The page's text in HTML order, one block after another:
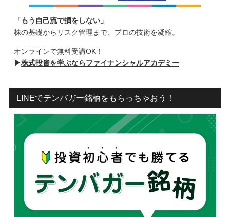
「もう自己流で損をしない」
株の基礎からリスク管理まで、プロの技術を凝縮。
オンラインで無料受講OK！
▶株式投資を学ぶならファイナンシャルアカデミー
LINEでテンバガー銘柄をもらっちゃおう！